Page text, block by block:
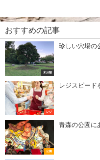
おすすめの記事
未分類
珍しい穴場の
レジ
レジスピード
公園
青森の公園に